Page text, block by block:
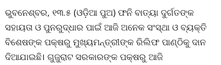
ଭୁବନେଶ୍ବର, ୧୩.୫ (ଓଡ଼ିଆ ପୁଅ) ଫନି ବାତ୍ୟା ଦୁର୍ଗତଙ୍କ
ସହାୟତା ଓ ପୁନରୁଦ୍ଧାର ପାଇଁ ଆଜି ଅନେକ ସଂସ୍ଥା ଓ ବ୍ୟକ୍ତି
ବିଶେଷଙ୍କ ପକ୍ଷରୁ ମୁଖ୍ୟମନ୍ତ୍ରୀଙ୍କ ରିଲିଫ ପାଣ୍ଠିକୁ ଦାନ
ଦିଆଯାଇଛି। ଗୁଜୁରାଟ ସରକାରଙ୍କ ପକ୍ଷରୁ ଆଜି